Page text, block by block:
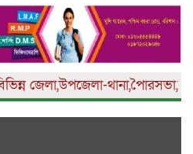
জেলা,উপজেলা-